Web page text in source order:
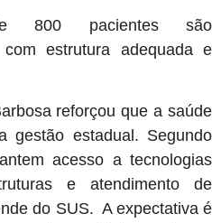
800 pacientes são
estrutura adequada e
reforçou que a saúde
gestão estadual. Segundo
acesso a tecnologias
e atendimento de
do SUS. A expectativa é